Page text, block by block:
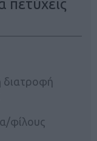
πετύχεις
διατροφή
φίλους